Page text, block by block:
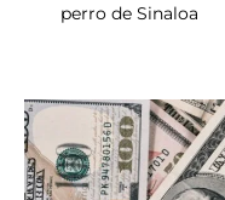
perro de Sinaloa